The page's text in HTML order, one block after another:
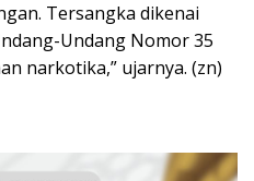
Tersangka dikenai
Undang Nomor 35
narkotika,” ujarnya. (zn)